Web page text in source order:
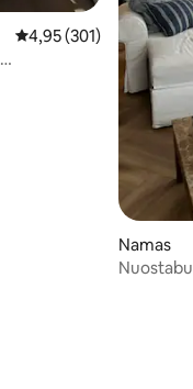
Vidutinis įvertinimas:
4,95 (301)
Namas